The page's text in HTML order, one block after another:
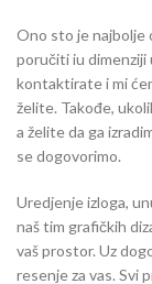
Ono sto je najbolje
poručiti iu dimenziji
kontaktirate i mi
želite. Takođe,
a želite da ga
se dogovorimo.
Uredjenje izloga,
naš tim grafičkih
vaš prostor. Uz
resenje za vas. Svi